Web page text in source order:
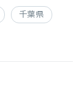
千葉県